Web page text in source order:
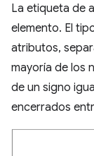
La etiqueta de
elemento. El
atributos,
mayoría de los
de un signo
encerrados